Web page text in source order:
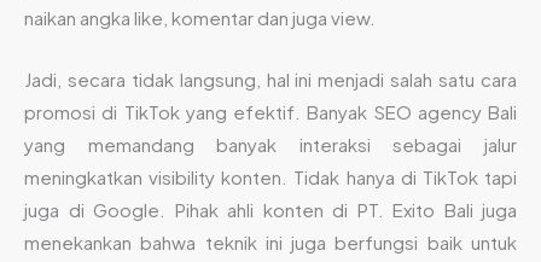
naikan angka like, komentar dan juga view.
Jadi, secara tidak langsung, hal ini menjadi salah satu cara
promosi di TikTok yang efektif. Banyak SEO agency Bali
yang memandang banyak interaksi sebagai jalur
meningkatkan visibility konten. Tidak hanya di TikTok tapi
juga di Google. Pihak ahli konten di PT. Exito Bali juga
menekankan bahwa teknik ini juga berfungsi baik untuk